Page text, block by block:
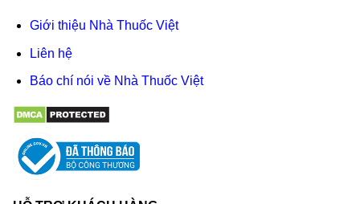
Giới thiệu Nhà Thuốc Việt
Liên hệ
Báo chí nói về Nhà Thuốc Việt